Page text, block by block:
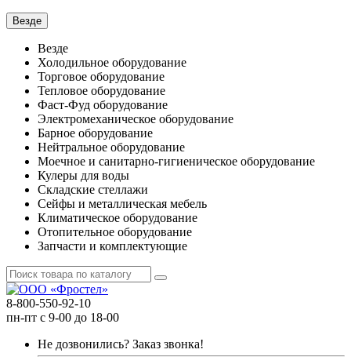
Везде
Везде
Холодильное оборудование
Торговое оборудование
Тепловое оборудование
Фаст-Фуд оборудование
Электромеханическое оборудование
Барное оборудование
Нейтральное оборудование
Моечное и санитарно-гигиеническое оборудование
Кулеры для воды
Складские стеллажи
Сейфы и металлическая мебель
Климатическое оборудование
Отопительное оборудование
Запчасти и комплектующие
8-800-550-92-10
пн-пт с 9-00 до 18-00
Не дозвонились? Заказ звонка!